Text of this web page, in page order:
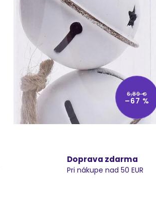
6,89 €
–67 %
Doprava zdarma
Pri nákupe nad 50 EUR